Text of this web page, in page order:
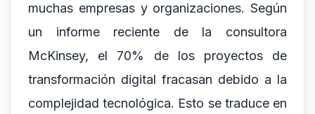
muchas empresas y organizaciones. Según
un informe reciente de la consultora
McKinsey, el 70% de los proyectos de
transformación digital fracasan debido a la
complejidad tecnológica. Esto se traduce en